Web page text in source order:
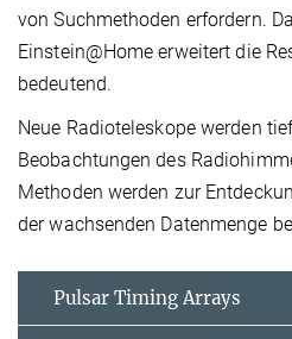
von Suchmethoden erfordern.
Einstein@Home erweitert die
bedeutend.
Neue Radioteleskope werden
Beobachtungen des
Methoden werden zur
der wachsenden Datenmenge
Pulsar Timing Arrays